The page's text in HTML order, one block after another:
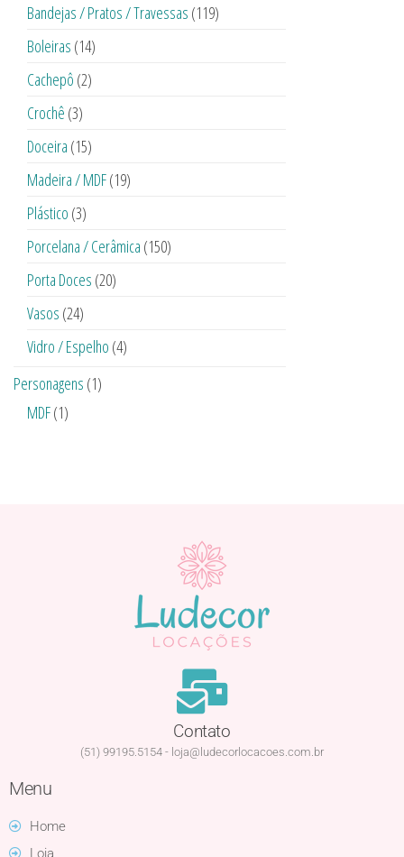
Bandejas / Pratos / Travessas (119)
Boleiras (14)
Cachepô (2)
Crochê (3)
Doceira (15)
Madeira / MDF(19)
Plástico (3)
Porcelana / Cerâmica (150)
Porta Doces (20)
Vasos (24)
Vidro / Espelho (4)
Personagens (1)
MDF(1)
Contato
(51) 99195.5154 - loja@ludecorlocacoes.com.br
Menu
Home
Loja